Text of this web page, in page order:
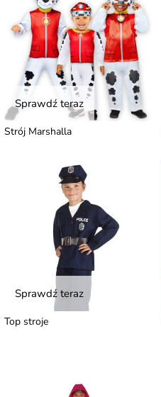
Sprawdź teraz
Strój Marshalla
Sprawdź teraz
Top stroje